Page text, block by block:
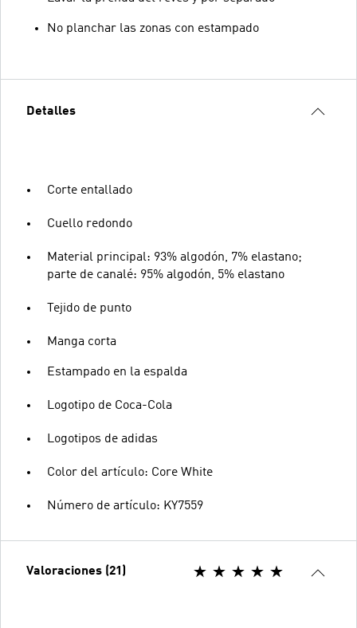
No planchar las zonas con estampado
Detalles
Corte entallado
Cuello redondo
Material principal: 93% algodón, 7% elastano;
parte de canalé: 95% algodón, 5% elastano
Tejido de punto
Manga corta
Estampado en la espalda
Logotipo de Coca-Cola
Logotipos de adidas
Color del artículo: Core White
Número de artículo: KY7559
Valoraciones (21)